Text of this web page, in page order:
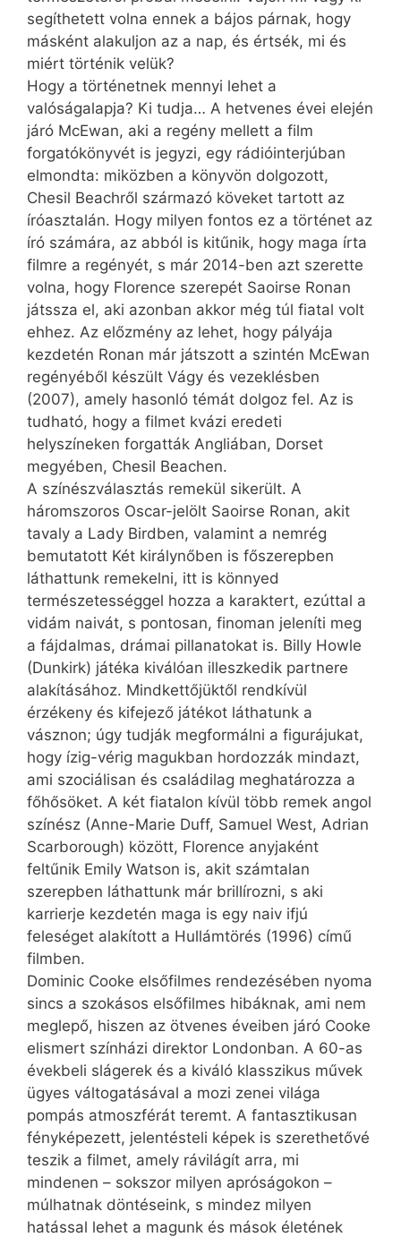
segíthetett volna ennek a bájos párnak, hogy
másként alakuljon az a nap, és értsék, mi és
miért történik velük?
Hogy a történetnek mennyi lehet a
valóságalapja? Ki tudja… A hetvenes évei elején
járó McEwan, aki a regény mellett a film
forgatókönyvét is jegyzi, egy rádióinterjúban
elmondta: miközben a könyvön dolgozott,
Chesil Beachről származó köveket tartott az
íróasztalán. Hogy milyen fontos ez a történet az
író számára, az abból is kitűnik, hogy maga írta
filmre a regényét, s már 2014-ben azt szerette
volna, hogy Florence szerepét Saoirse Ronan
játssza el, aki azonban akkor még túl fiatal volt
ehhez. Az előzmény az lehet, hogy pályája
kezdetén Ronan már játszott a szintén McEwan
regényéből készült Vágy és vezeklésben
(2007), amely hasonló témát dolgoz fel. Az is
tudható, hogy a filmet kvázi eredeti
helyszíneken forgatták Angliában, Dorset
megyében, Chesil Beachen.
A színészválasztás remekül sikerült. A
háromszoros Oscar-jelölt Saoirse Ronan, akit
tavaly a Lady Birdben, valamint a nemrég
bemutatott Két királynőben is főszerepben
láthattunk remekelni, itt is könnyed
természetességgel hozza a karaktert, ezúttal a
vidám naivát, s pontosan, finoman jeleníti meg
a fájdalmas, drámai pillanatokat is. Billy Howle
(Dunkirk) játéka kiválóan illeszkedik partnere
alakításához. Mindkettőjüktől rendkívül
érzékeny és kifejező játékot láthatunk a
vásznon; úgy tudják megformálni a figurájukat,
hogy ízig-vérig magukban hordozzák mindazt,
ami szociálisan és családilag meghatározza a
főhősöket. A két fiatalon kívül több remek angol
színész (Anne-Marie Duff, Samuel West, Adrian
Scarborough) között, Florence anyjaként
feltűnik Emily Watson is, akit számtalan
szerepben láthattunk már brillírozni, s aki
karrierje kezdetén maga is egy naiv ifjú
feleséget alakított a Hullámtörés (1996) című
filmben.
Dominic Cooke elsőfilmes rendezésében nyoma
sincs a szokásos elsőfilmes hibáknak, ami nem
meglepő, hiszen az ötvenes éveiben járó Cooke
elismert színházi direktor Londonban. A 60-as
évekbeli slágerek és a kiváló klasszikus művek
ügyes váltogatásával a mozi zenei világa
pompás atmoszférát teremt. A fantasztikusan
fényképezett, jelentésteli képek is szerethetővé
teszik a filmet, amely rávilágít arra, mi
mindenen – sokszor milyen apróságokon –
múlhatnak döntéseink, s mindez milyen
hatással lehet a magunk és mások életének